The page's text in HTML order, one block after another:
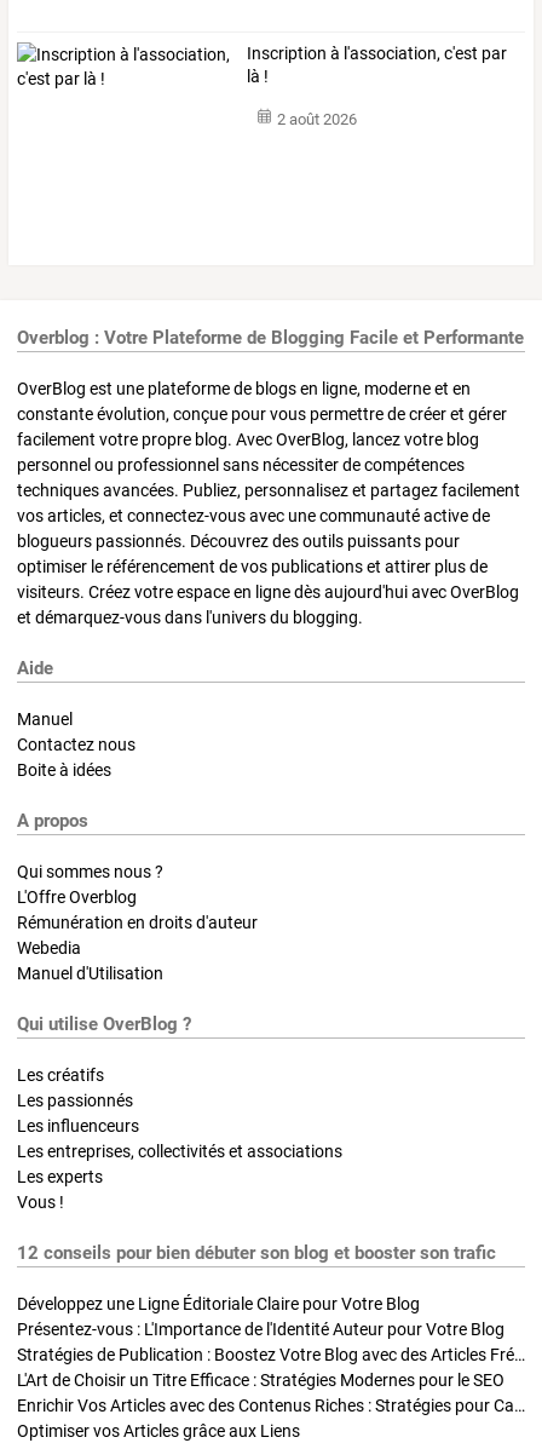
Inscription à l'association, c'est par
là !
2 août 2026
Overblog : Votre Plateforme de Blogging Facile et Performante
OverBlog est une plateforme de blogs en ligne, moderne et en
constante évolution, conçue pour vous permettre de créer et gérer
facilement votre propre blog. Avec OverBlog, lancez votre blog
personnel ou professionnel sans nécessiter de compétences
techniques avancées. Publiez, personnalisez et partagez facilement
vos articles, et connectez-vous avec une communauté active de
blogueurs passionnés. Découvrez des outils puissants pour
optimiser le référencement de vos publications et attirer plus de
visiteurs. Créez votre espace en ligne dès aujourd'hui avec OverBlog
et démarquez-vous dans l'univers du blogging.
Aide
Manuel
Contactez nous
Boite à idées
A propos
Qui sommes nous ?
L'Offre Overblog
Rémunération en droits d'auteur
Webedia
Manuel d'Utilisation
Qui utilise OverBlog ?
Les créatifs
Les passionnés
Les influenceurs
Les entreprises, collectivités et associations
Les experts
Vous !
12 conseils pour bien débuter son blog et booster son trafic
Développez une Ligne Éditoriale Claire pour Votre Blog
Présentez-vous : L'Importance de l'Identité Auteur pour Votre Blog
Stratégies de Publication : Boostez Votre Blog avec des Articles Fréquents et Exclusifs
L'Art de Choisir un Titre Efficace : Stratégies Modernes pour le SEO
Enrichir Vos Articles avec des Contenus Riches : Stratégies pour Captiver et Optimiser
Optimiser vos Articles grâce aux Liens